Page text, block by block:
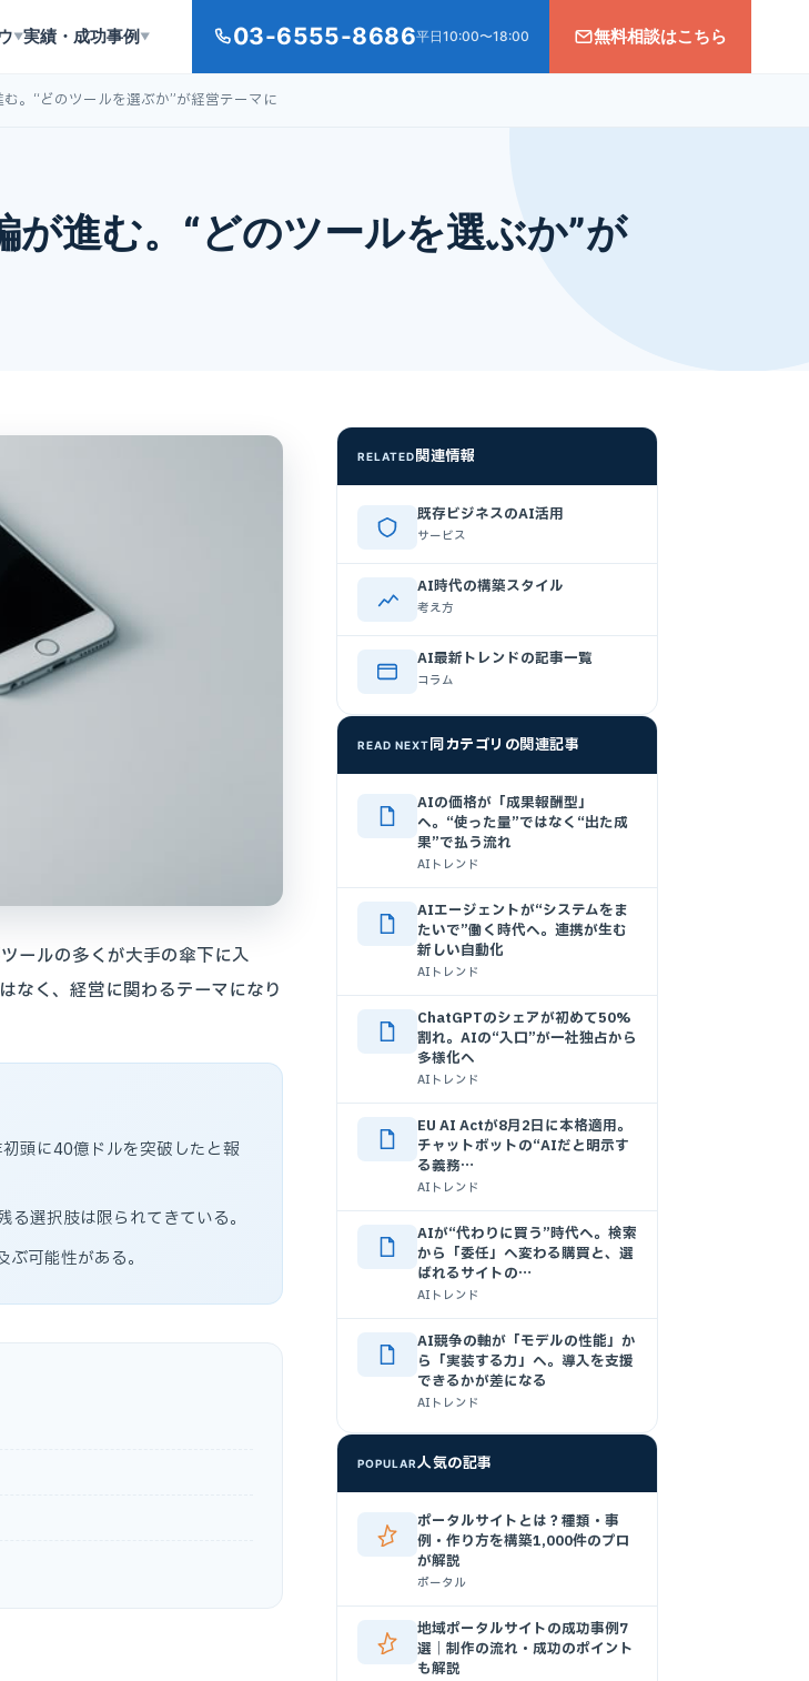
▼実績・成功事例 ▼ 03-6555-8686平日10:00〜18:00 無料相談はこちら
。“どのツールを選ぶか”が経営テーマに
進む。“どのツールを選ぶか”が
ールの多くが大手の傘下に入
なく、経営に関わるテーマになり
頭に40億ドルを突破したと報
選択肢は限られてきている。
可能性がある。
RELATED関連情報
既存ビジネスのAI活用
サービス
AI時代の構築スタイル
考え方
AI最新トレンドの記事一覧
コラム
READ NEXT同カテゴリの関連記事
AIの価格が「成果報酬型」
へ。“使った量”ではなく“出た成
果”で払う流れ
AIトレンド
AIエージェントが“システムをま
たいで”働く時代へ。連携が生む
新しい自動化
AIトレンド
ChatGPTのシェアが初めて50%
割れ。AIの“入口”が一社独占から
多様化へ
AIトレンド
EU AI Actが8月2日に本格適用。
チャットボットの“AIだと明示す
る義務…
AIトレンド
AIが“代わりに買う”時代へ。検索
から「委任」へ変わる購買と、選
ばれるサイトの…
AIトレンド
AI競争の軸が「モデルの性能」か
ら「実装する力」へ。導入を支援
できるかが差になる
AIトレンド
POPULAR人気の記事
ポータルサイトとは？種類・事
例・作り方を構築1,000件のプロ
が解説
ポータル
地域ポータルサイトの成功事例7
選｜制作の流れ・成功のポイント
も解説